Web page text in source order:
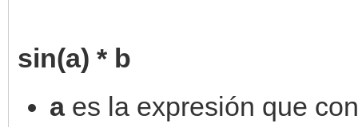
sin(a) * b
aes la expresión que